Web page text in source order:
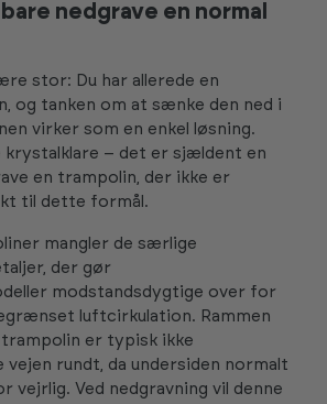
nedgrave en normal
stor: Du har allerede en
og tanken om at sænke den ned i
virker som en enkel løsning.
krystalklare – det er sjældent en
en trampolin, der ikke er
til dette formål.
mangler de særlige
der gør
modstandsdygtige over for
luftcirkulation. Rammen
trampolin er typisk ikke
vejen rundt, da undersiden normalt
vejrlig. Ved nedgravning vil denne